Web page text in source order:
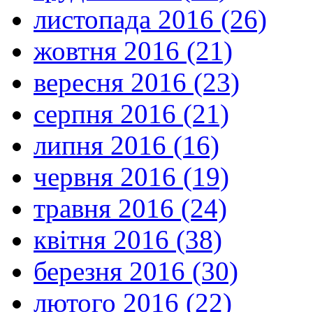
листопада 2016 (26)
жовтня 2016 (21)
вересня 2016 (23)
серпня 2016 (21)
липня 2016 (16)
червня 2016 (19)
травня 2016 (24)
квітня 2016 (38)
березня 2016 (30)
лютого 2016 (22)